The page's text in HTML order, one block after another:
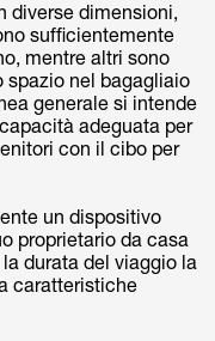
diverse dimensioni,
sufficientemente
mentre altri sono
spazio nel bagagliaio
generale si intende
adeguata per
con il cibo per
un dispositivo
proprietario da casa
durata del viaggio la
caratteristiche